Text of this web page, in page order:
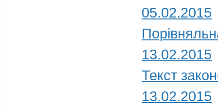
05.02.2015
13.02.2015
Текст
13.02.2015